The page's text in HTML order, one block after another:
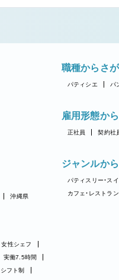
沖縄県
職種からさ
パティシエ パ
雇用形態か
正社員 契約社
ジャンルか
パティスリー・ス
カフェ・レストラン
女性シェフ
実働7.5時間
シフト制